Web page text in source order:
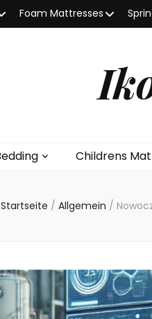
Foam Mattresses
Childrens
Startseite / Allgemein /